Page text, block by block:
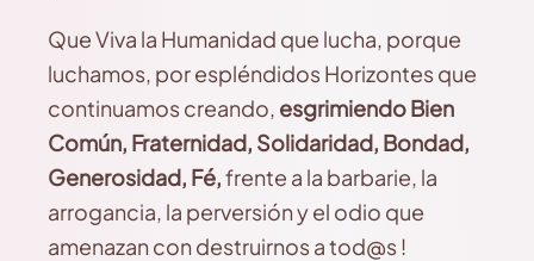
Que Viva la Humanidad que lucha, porque
luchamos, por espléndidos Horizontes que
continuamos creando, esgrimiendo Bien
Común, Fraternidad, Solidaridad, Bondad,
Generosidad, Fé,frente a la barbarie, la
arrogancia, la perversión y el odio que
amenazan con destruirnos a tod@s !